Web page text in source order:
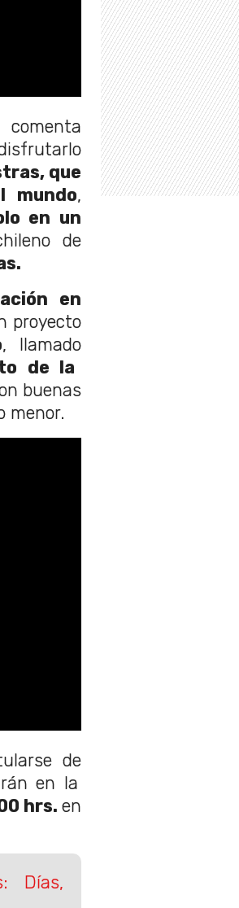
comenta
que
mundo,
en un
de
en
proyecto
, llamado
de la
buenas
menor.
de
en la
hrs. en
Días,